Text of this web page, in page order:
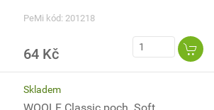
PeMi kód: 201218
64 Kč
Skladem